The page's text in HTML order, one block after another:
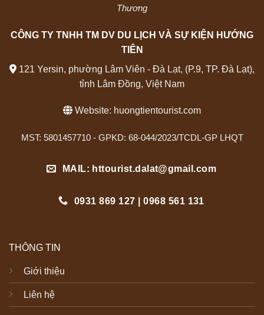
Thương
CÔNG TY TNHH TM DV DU LỊCH VÀ SỰ KIỆN HƯỚNG
TIÊN
121 Yersin, phường Lâm Viên - Đà Lạt, (P.9, TP. Đà Lạt),
tỉnh Lâm Đồng, Việt Nam
Website: huongtientourist.com
MST: 5801457710 - GPKD: 68-044/2023/TCDL-GP LHQT
MAIL: httourist.dalat@gmail.com
0931 869 127 | 0968 561 131
THÔNG TIN
Giới thiệu
Liên hệ